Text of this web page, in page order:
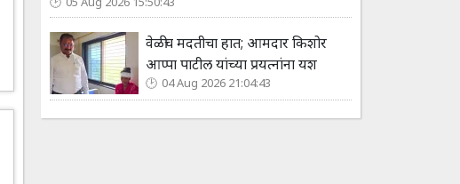
वेळीच मदतीचा हात; आमदार किशोर
आप्पा पाटील यांच्या प्रयत्नांना यश
04 Aug 2026 21:04:43